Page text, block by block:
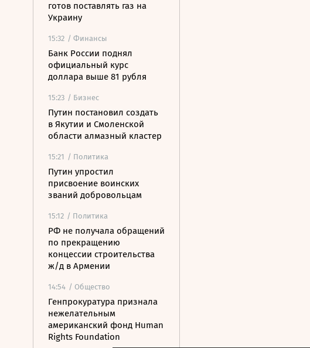
готов поставлять газ на
Украину
15:32 / Финансы
Банк России поднял
официальный курс
доллара выше 81 рубля
15:23 / Бизнес
Путин постановил создать
в Якутии и Смоленской
области алмазный кластер
15:21 / Политика
Путин упростил
присвоение воинских
званий добровольцам
15:12 / Политика
РФ не получала обращений
по прекращению
концессии строительства
ж/д в Армении
14:54 / Общество
Генпрокуратура признала
нежелательным
американский фонд Human
Rights Foundation